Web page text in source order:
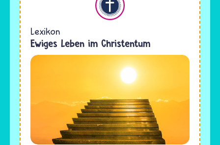
Lexikon
Ewiges Leben im Christentum